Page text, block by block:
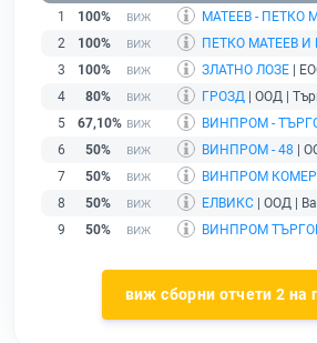
1
100% МАТЕЕВ - ПЕТКО
2
100% ПЕТКО МАТЕЕВ И
3
100% ЗЛАТНО ЛОЗЕ |
4
80% ГРОЗД | ООД |
5
67,10% ВИНПРОМ -
6
50% ВИНПРОМ - 48 |
7
50% ВИНПРОМ
8
50% ЕЛВИКС | ООД |
9
50% ВИНПРОМ
виж сборни отчети 2 на